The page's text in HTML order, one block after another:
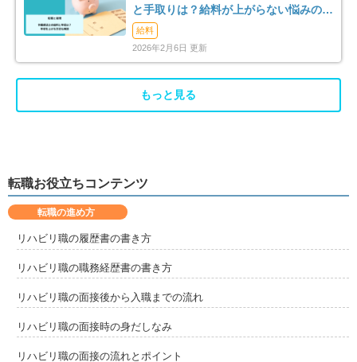
と手取りは？給料が上がらない悩みの解
消法まで解説
給料
2026年2月6日 更新
もっと見る
転職お役立ちコンテンツ
転職の進め方
リハビリ職の履歴書の書き方
リハビリ職の職務経歴書の書き方
リハビリ職の面接後から入職までの流れ
リハビリ職の面接時の身だしなみ
リハビリ職の面接の流れとポイント